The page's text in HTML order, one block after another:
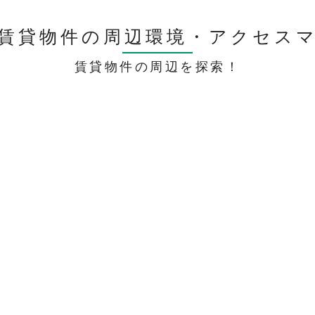
貸物件の周辺環境・ アクセス
賃貸物件の周辺を探索！